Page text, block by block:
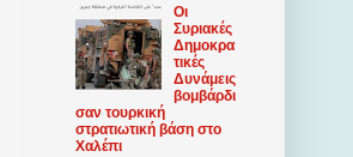
Οι
Συριακές
Δημοκρα
τικές
Δυνάμεις
βομβάρδι
σαν τουρκική
στρατιωτική βάση στο
Χαλέπι